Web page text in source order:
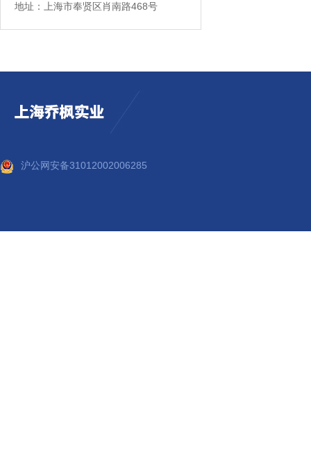
地址：上海市奉贤区肖南路468号
沪公网安备31012002006285